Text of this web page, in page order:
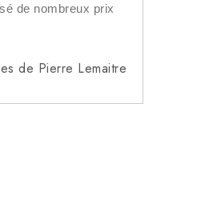
de nombreux prix
de Pierre Lemaitre